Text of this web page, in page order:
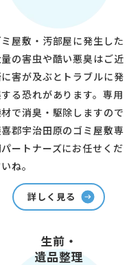
ミ屋敷・汚部屋に発生した
の害虫や酷い悪臭はご近
害が及ぶとトラブルに発
る恐れがあります。専用
で消臭・駆除しますので
郡宇治田原のゴミ屋敷専
パートナーズにお任せくだ
ね。
詳しく見る
生前・
遺品整理